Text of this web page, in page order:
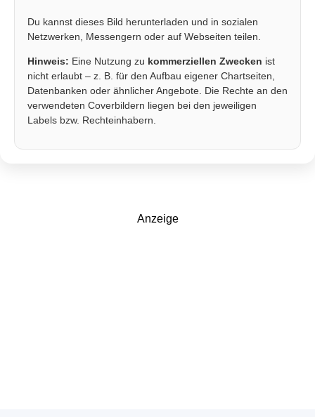
Du kannst dieses Bild herunterladen und in sozialen
Netzwerken, Messengern oder auf Webseiten teilen.
Hinweis: Eine Nutzung zu kommerziellen Zwecken ist
nicht erlaubt – z. B. für den Aufbau eigener Chartseiten,
Datenbanken oder ähnlicher Angebote. Die Rechte an den
verwendeten Coverbildern liegen bei den jeweiligen
Labels bzw. Rechteinhabern.
Anzeige